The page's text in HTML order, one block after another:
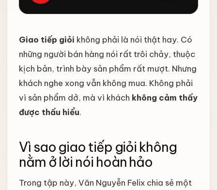
Giao tiếp giỏi không phải là nói thật hay. Có
những người bán hàng nói rất trôi chảy, thuộc
kịch bản, trình bày sản phẩm rất mượt. Nhưng
khách nghe xong vẫn không mua. Không phải
vì sản phẩm dở, mà vì khách không cảm thấy
được thấu hiểu.
Vì sao giao tiếp giỏi không
nằm ở lời nói hoàn hảo
Trong tập này, Văn Nguyễn Felix chia sẻ một